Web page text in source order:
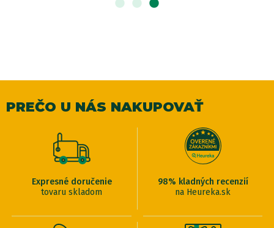
PREČO U NÁS NAKUPOVAŤ
Expresné doručenie
tovaru skladom
98% kladných recenzií
na Heureka.sk